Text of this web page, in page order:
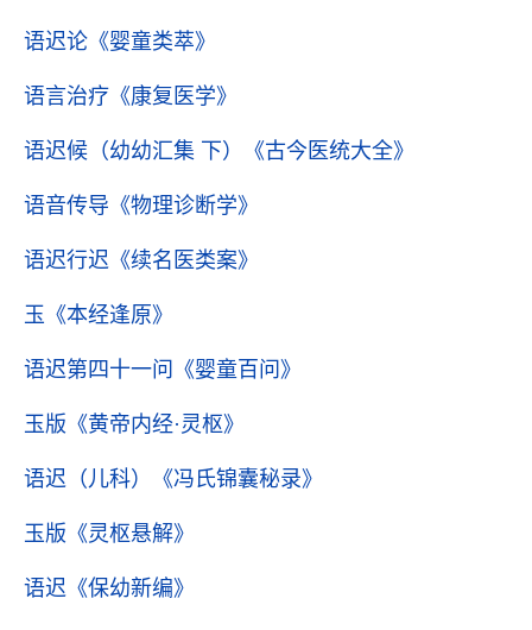
语迟论 《婴童类萃》
语言治疗 《康复医学》
语迟候（幼幼汇集 下） 《古今医统大全》
语音传导 《物理诊断学》
语迟行迟 《续名医类案》
玉 《本经逢原》
语迟第四十一问 《婴童百问》
玉版 《黄帝内经·灵枢》
语迟（儿科） 《冯氏锦囊秘录》
玉版 《灵枢悬解》
语迟 《保幼新编》